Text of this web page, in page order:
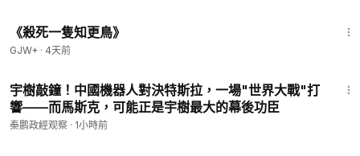
《殺死一隻知更鳥》
GJW+ · 4天前
宇樹敲鐘！中國機器人對決特斯拉，一場"世界大戰"打
響——而馬斯克，可能正是宇樹最大的幕後功臣
秦鹏政經观察 · 1小時前